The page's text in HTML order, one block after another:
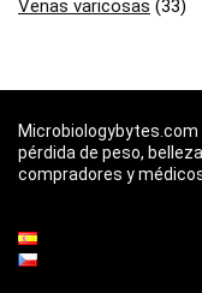
Venas varicosas (33)
pérdida de peso,
compradores y